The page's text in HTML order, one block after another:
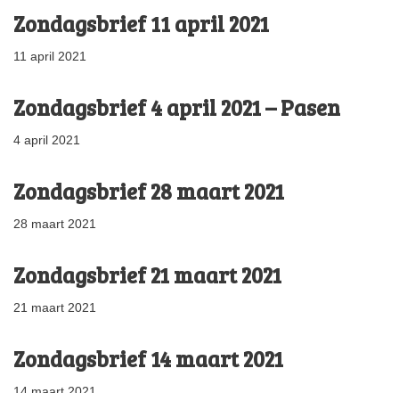
Zondagsbrief 11 april 2021
11 april 2021
Zondagsbrief 4 april 2021 – Pasen
4 april 2021
Zondagsbrief 28 maart 2021
28 maart 2021
Zondagsbrief 21 maart 2021
21 maart 2021
Zondagsbrief 14 maart 2021